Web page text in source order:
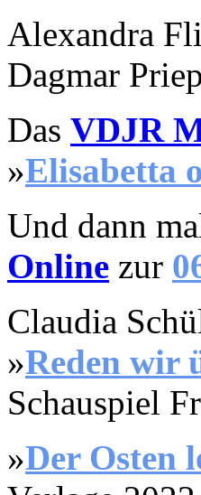
Alexandra
Dagmar
Das VDJR
»Elisabetta
Und dann
Online zur
Claudia
»Reden wir
Schauspiel
»Der Osten